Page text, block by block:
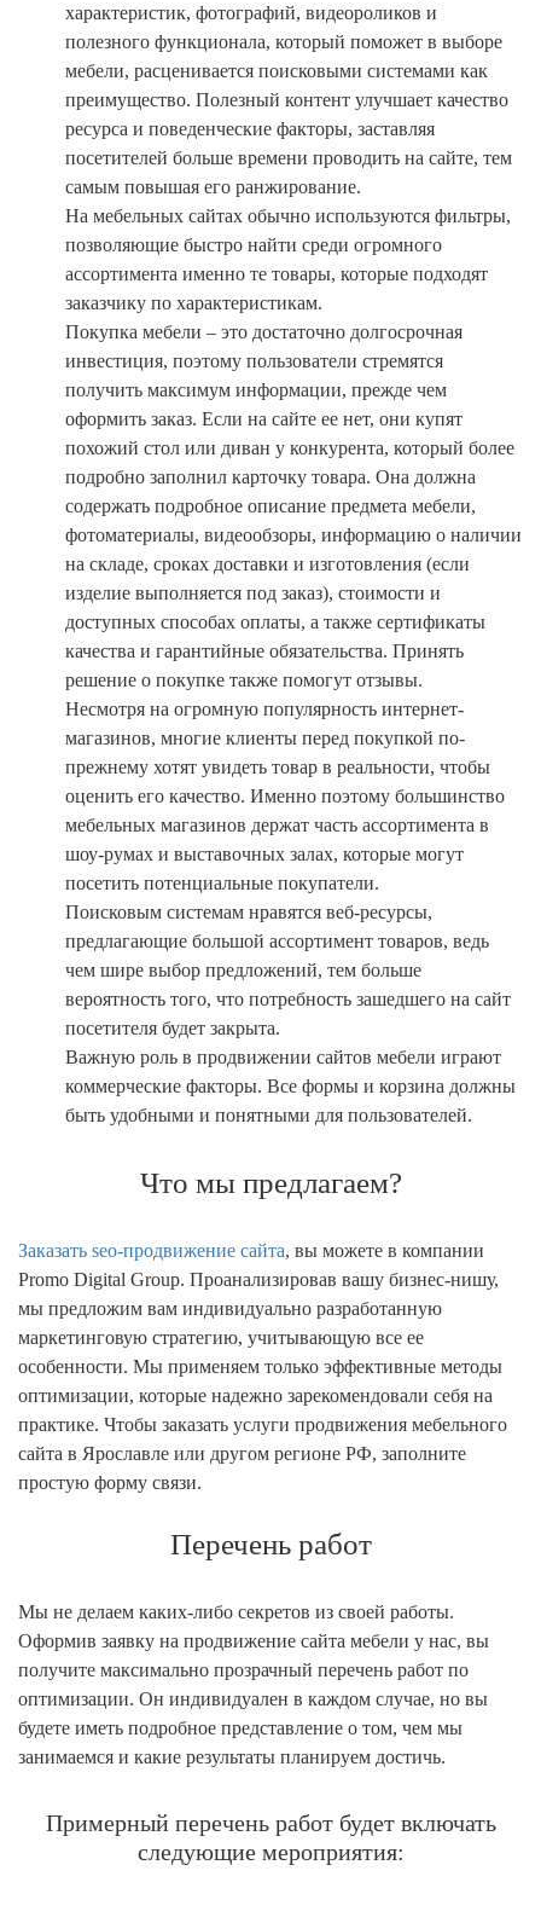
характеристик, фотографий, видеороликов и
полезного функционала, который поможет в выборе
мебели, расценивается поисковыми системами как
преимущество. Полезный контент улучшает качество
ресурса и поведенческие факторы, заставляя
посетителей больше времени проводить на сайте, тем
самым повышая его ранжирование.
На мебельных сайтах обычно используются фильтры,
позволяющие быстро найти среди огромного
ассортимента именно те товары, которые подходят
заказчику по характеристикам.
Покупка мебели – это достаточно долгосрочная
инвестиция, поэтому пользователи стремятся
получить максимум информации, прежде чем
оформить заказ. Если на сайте ее нет, они купят
похожий стол или диван у конкурента, который более
подробно заполнил карточку товара. Она должна
содержать подробное описание предмета мебели,
фотоматериалы, видеообзоры, информацию о наличии
на складе, сроках доставки и изготовления (если
изделие выполняется под заказ), стоимости и
доступных способах оплаты, а также сертификаты
качества и гарантийные обязательства. Принять
решение о покупке также помогут отзывы.
Несмотря на огромную популярность интернет-
магазинов, многие клиенты перед покупкой по-
прежнему хотят увидеть товар в реальности, чтобы
оценить его качество. Именно поэтому большинство
мебельных магазинов держат часть ассортимента в
шоу-румах и выставочных залах, которые могут
посетить потенциальные покупатели.
Поисковым системам нравятся веб-ресурсы,
предлагающие большой ассортимент товаров, ведь
чем шире выбор предложений, тем больше
вероятность того, что потребность зашедшего на сайт
посетителя будет закрыта.
Важную роль в продвижении сайтов мебели играют
коммерческие факторы. Все формы и корзина должны
быть удобными и понятными для пользователей.
Что мы предлагаем?
Заказать seo-продвижение сайта, вы можете в компании
Promo Digital Group. Проанализировав вашу бизнес-нишу,
мы предложим вам индивидуально разработанную
маркетинговую стратегию, учитывающую все ее
особенности. Мы применяем только эффективные методы
оптимизации, которые надежно зарекомендовали себя на
практике. Чтобы заказать услуги продвижения мебельного
сайта в Ярославле или другом регионе РФ, заполните
простую форму связи.
Перечень работ
Мы не делаем каких-либо секретов из своей работы.
Оформив заявку на продвижение сайта мебели у нас, вы
получите максимально прозрачный перечень работ по
оптимизации. Он индивидуален в каждом случае, но вы
будете иметь подробное представление о том, чем мы
занимаемся и какие результаты планируем достичь.
Примерный перечень работ будет включать
следующие мероприятия: